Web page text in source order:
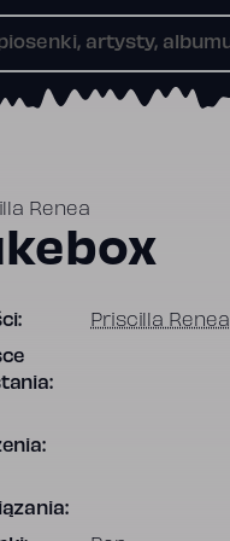
Renea
Priscilla Renea